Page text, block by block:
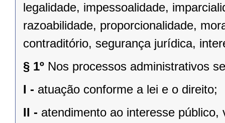
legalidade, impessoalidade,
razoabilidade, proporcionalidade,
contraditório, segurança jurídica,
§ 1º Nos processos administrativos
I - atuação conforme a lei e o direito;
II - atendimento ao interesse